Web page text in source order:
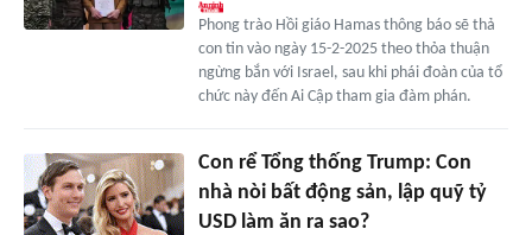
Phong trào Hồi giáo Hamas thông báo sẽ thả
con tin vào ngày 15-2-2025 theo thỏa thuận
ngừng bắn với Israel, sau khi phái đoàn của tổ
chức này đến Ai Cập tham gia đàm phán.
Con rể Tổng thống Trump: Con
nhà nòi bất động sản, lập quỹ tỷ
USD làm ăn ra sao?